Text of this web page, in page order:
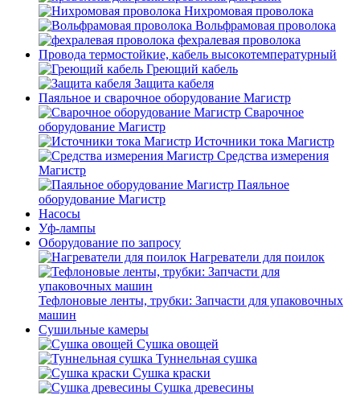
Нихромовая проволока
Вольфрамовая проволока
фехралевая проволока
Провода термостойкие, кабель высокотемпературный
Греющий кабель
Защита кабеля
Паяльное и сварочное оборудование Магистр
Сварочное
оборудование Магистр
Источники тока Магистр
Средства измерения
Магистр
Паяльное
оборудование Магистр
Насосы
Уф-лампы
Оборудование по запросу
Нагреватели для поилок
Тефлоновые ленты, трубки: Запчасти для упаковочных
машин
Сушильные камеры
Сушка овощей
Туннельная сушка
Сушка краски
Сушка древесины